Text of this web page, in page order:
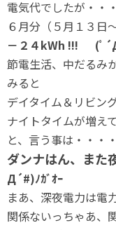
電気代でしたが・・・
６月分（５月１３日
－２４kWh !!! (ﾟ
節電生活、中だるみ
みると
デイタイム＆リビン
ナイトタイムが増え
と、言う事は・・・・
ダンナはん、また
Д´#)ﾉｶﾞｵｰ
まあ、深夜電力は電
関係ないっちゃあ、